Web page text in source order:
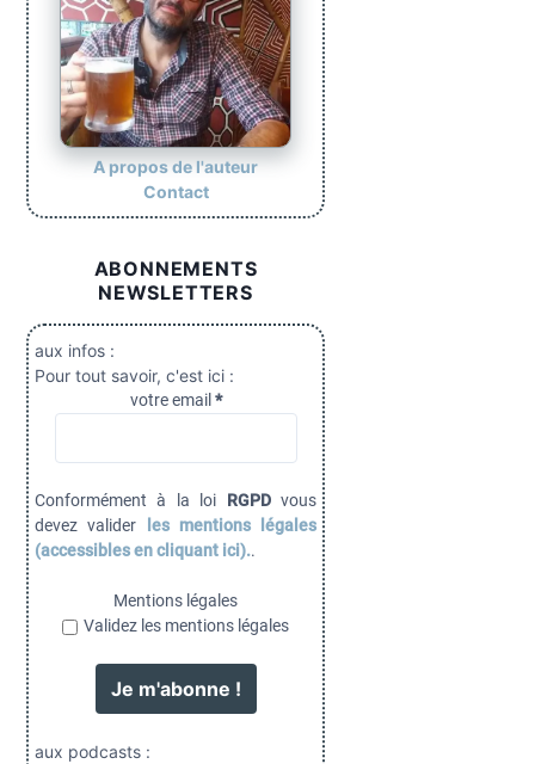
A propos de l'auteur
Contact
ABONNEMENTS
NEWSLETTERS
aux infos :
Pour tout savoir, c'est ici :
votre email *
Conformément à la loi RGPDvous
devez valider
les mentions légales
(accessibles en cliquant ici)..
Mentions légales
Validez les mentions légales
aux podcasts :